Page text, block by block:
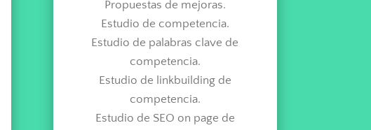
Propuestas de mejoras.
Estudio de competencia.
Estudio de palabras clave de
competencia.
Estudio de linkbuilding de
competencia.
Estudio de SEO on page de